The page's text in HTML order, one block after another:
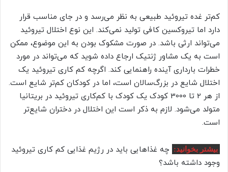
کم‌تر غده تیروئید طبیعی به نظر می‌رسد و در جای مناسب قرار
دارد اما تیروکسین کافی تولید نمی‌کند. این نوع اختلال تیروئید
می‌تواند ارثی باشد. در صورت مشکوک بودن به این موضوع، ممکن
است به یک مشاور ژنتیک ارجاع داده شوید که می‌تواند در مورد
خطرات بارداری آینده راهنمایی کند. اگرچه کم کاری تیروئید یک
اختلال شایع در بزرگ‌سالان است، اما در کودکان کم‌تر شایع است.
از هر 2 تا 3000 کودک یک کودک با کم‌کاری تیروئید در بریتانیا
متولد می‌شود. لازم به ذکر است این اختلال در دختران شایع‌تر
است.
بیشتر بخوانید:
چه غذاهایی باید در رژیم غذایی کم کاری تیروئید
وجود داشته باشد؟